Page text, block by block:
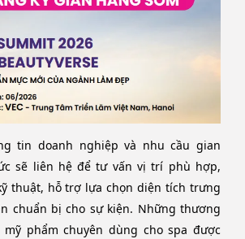
tin doanh nghiệp và nhu cầu gian
sẽ liên hệ để tư vấn vị trí phù hợp,
thuật, hỗ trợ lựa chọn diện tích trưng
chuẩn bị cho sự kiện. Những thương
phẩm chuyên dùng cho spa được